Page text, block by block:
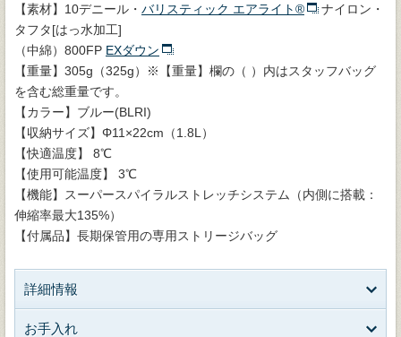
【素材】10デニール・ バリスティック エアライト®
ナイロン・
タフタ[はっ水加工]
（中綿）800FP EXダウン
【重量】305g（325g）※【重量】欄の（ ）内はスタッフバッグ
を含む総重量です。
【カラー】ブルー(BLRI)
【収納サイズ】Φ11×22cm（1.8L）
【快適温度】 8℃
【使用可能温度】 3℃
【機能】スーパースパイラルストレッチシステム（内側に搭載：
伸縮率最大135%）
【付属品】長期保管用の専用ストリージバッグ
詳細情報
お手入れ